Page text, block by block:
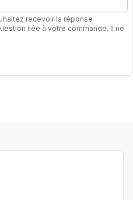
recevoir la réponse
liée à votre commande. Il ne